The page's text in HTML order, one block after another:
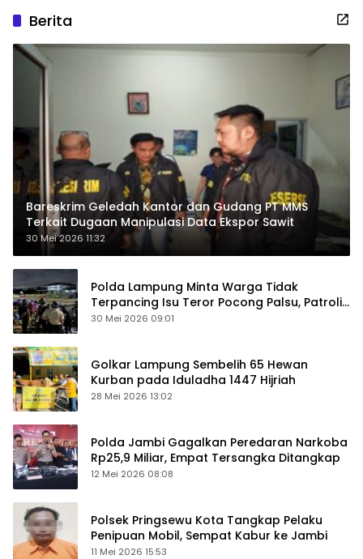
Berita
Bareskrim Geledah Kantor dan Gudang PT MMS
Terkait Dugaan Manipulasi Data Ekspor Sawit
30 Mei 2026 11:32
Polda Lampung Minta Warga Tidak
Terpancing Isu Teror Pocong Palsu, Patroli
Keamanan Ditingkatkan
30 Mei 2026 09:01
Golkar Lampung Sembelih 65 Hewan
Kurban pada Iduladha 1447 Hijriah
28 Mei 2026 13:02
Polda Jambi Gagalkan Peredaran Narkoba
Rp25,9 Miliar, Empat Tersangka Ditangkap
12 Mei 2026 08:08
Polsek Pringsewu Kota Tangkap Pelaku
Penipuan Mobil, Sempat Kabur ke Jambi
11 Mei 2026 15:53